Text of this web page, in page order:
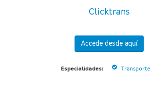
Clicktrans
Accede desde aquí
Especialidades: Transporte